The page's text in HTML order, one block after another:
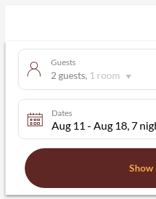
Guests
2 guests, 1 room
Dates
Aug 11 - Aug 18 , 7
Show